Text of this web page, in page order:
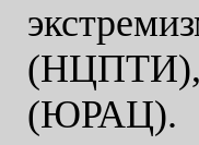
(НЦПТИ),
(ЮРАЦ).